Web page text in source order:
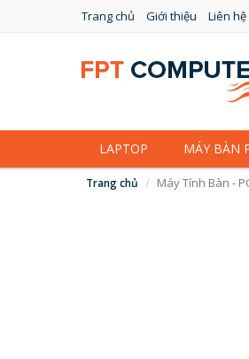
Trang chủ Giới thiệu Liên hệ
LAPTOP MÁY BÀN
Trang chủ Máy Tính Bàn -